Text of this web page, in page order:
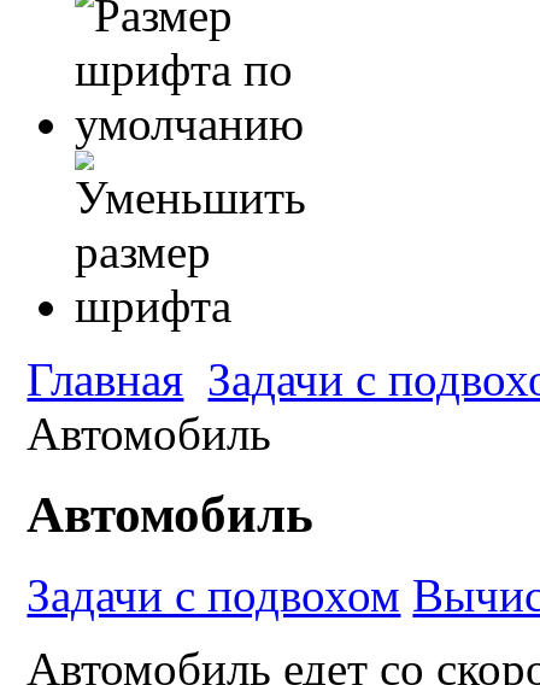
Главная Задачи с
Автомобиль
Автомобиль
Задачи с подвохом
Автомобиль едет со